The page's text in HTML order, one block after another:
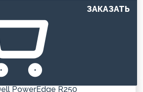
ЗАКАЗАТЬ